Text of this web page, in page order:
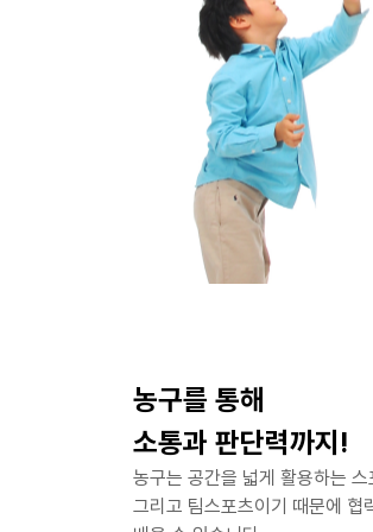
농구를 통해
소통과 판단력까지!
농구는 공간을 넓게 활용하는
그리고 팀스포츠이기 때문에 협